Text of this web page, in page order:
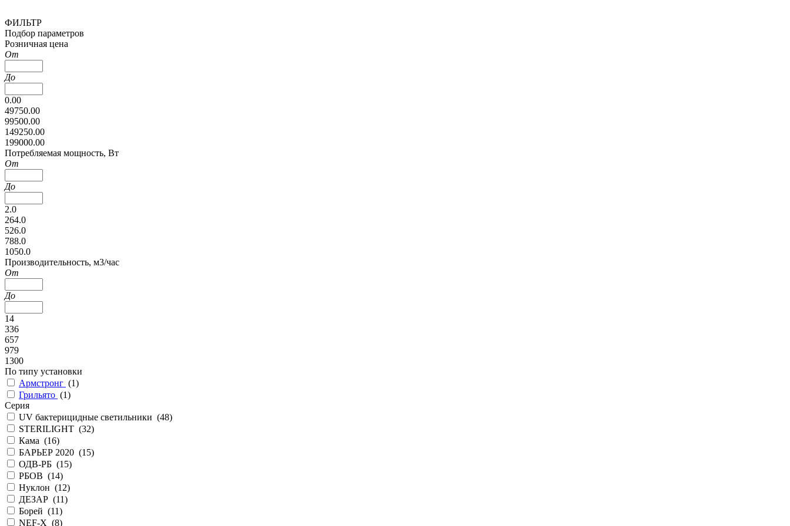
ФИЛЬТР
Подбор параметров
Розничная цена
От
До
0.00
49750.00
99500.00
149250.00
199000.00
Потребляемая мощность, Вт
От
До
2.0
264.0
526.0
788.0
1050.0
Производительность, м3/час
От
До
14
336
657
979
1300
По типу установки
Армстронг (1)
Грильято (1)
Серия
UV бактерицидные светильники (48)
STERILIGHT (32)
Кама (16)
БАРЬЕР 2020 (15)
ОДВ-РБ (15)
РБОВ (14)
Нуклон (12)
ДЕЗАР (11)
Борей (11)
NEF-X (8)